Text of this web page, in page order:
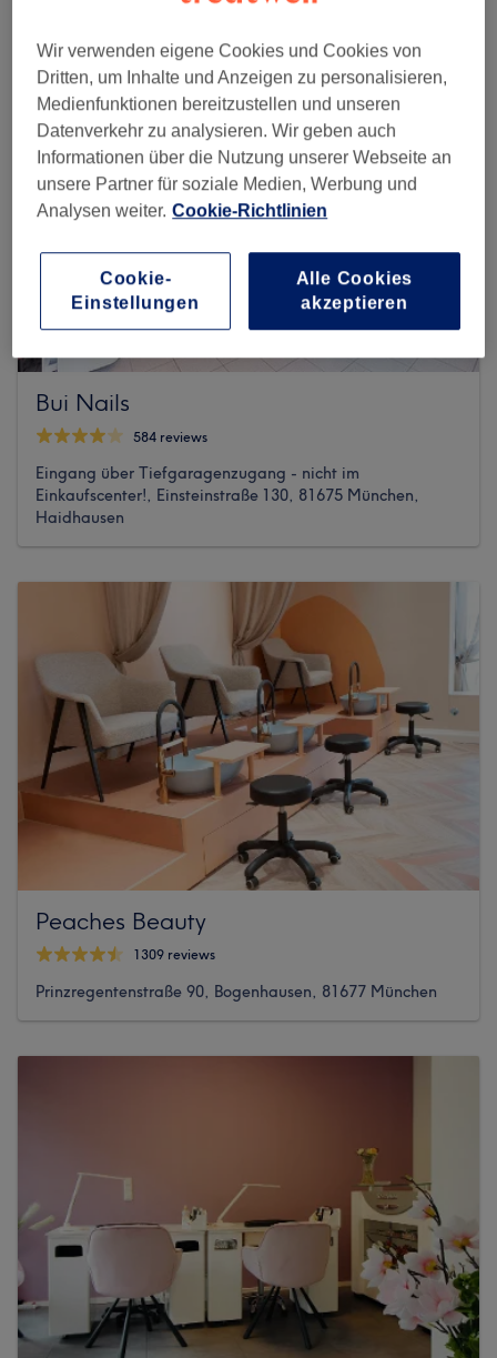
Bui Nails
584 reviews
Eingang über Tiefgaragenzugang - nicht im
Einkaufscenter!, Einsteinstraße 130, 81675 München,
Haidhausen
Peaches Beauty
1309 reviews
Prinzregentenstraße 90, Bogenhausen, 81677 München
Wir verwenden eigene Cookies und Cookies von
Dritten, um Inhalte und Anzeigen zu personalisieren,
Medienfunktionen bereitzustellen und unseren
Datenverkehr zu analysieren. Wir geben auch
Informationen über die Nutzung unserer Webseite an
unsere Partner für soziale Medien, Werbung und
Analysen weiter. Cookie-Richtlinien
Cookie-
Einstellungen
Alle Cookies
akzeptieren